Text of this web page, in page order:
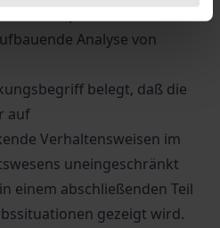
Analyse von
belegt, daß die
auf
Verhaltensweisen im
uneingeschränkt
einem abschließenden Teil
gezeigt wird.